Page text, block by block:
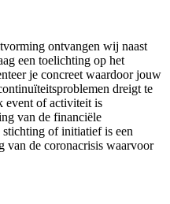
ontvangen wij naast
een toelichting op het
je concreet waardoor jouw
dreigt te
event of activiteit is
van de financiële
of initiatief is een
van de coronacrisis waarvoor